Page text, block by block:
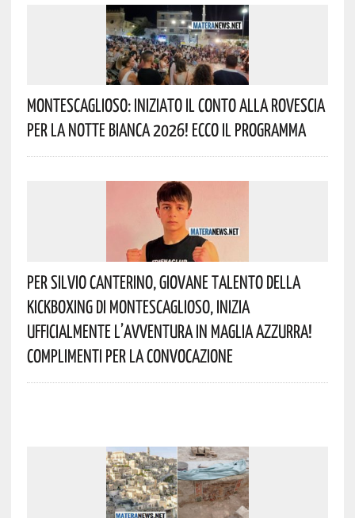
Montescaglioso: Iniziato Il Conto Alla Rovescia
Per La Notte Bianca 2026! Ecco Il Programma
Per Silvio Canterino, Giovane Talento Della
Kickboxing Di Montescaglioso, Inizia
Ufficialmente L’avventura In Maglia Azzurra!
Complimenti Per La Convocazione